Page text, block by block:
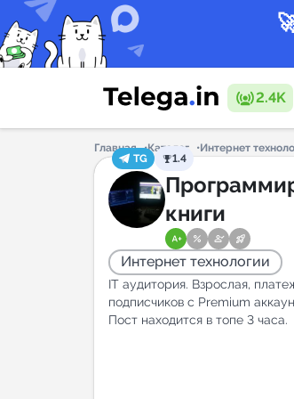
2.4K
Главная Каталог Интернет
TG
1.4
книги
Интернет технологии
IT аудитория. Взрослая,
подписчиков с Premium
Пост находится в топе 3 часа.